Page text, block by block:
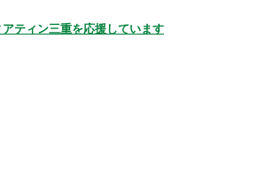
ティン三重を応援しています